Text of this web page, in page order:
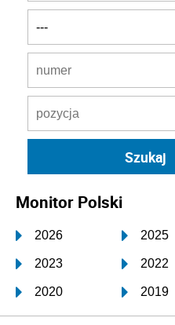
Monitor Polski
2026 2025
2023 2022
2020 2019
2017 2016